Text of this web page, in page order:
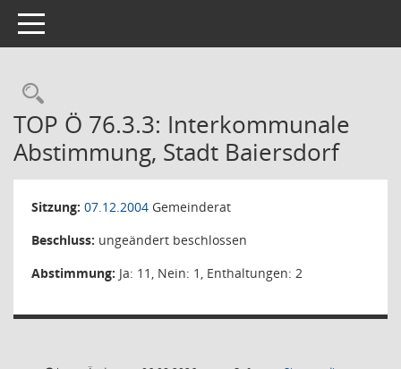
Toggle navigation
Rechercheauswahl
TOP Ö 76.3.3: Interkommunale
Abstimmung, Stadt Baiersdorf
Sitzung: 07.12.2004 Gemeinderat
Beschluss: ungeändert beschlossen
Abstimmung: Ja: 11, Nein: 1, Enthaltungen: 2